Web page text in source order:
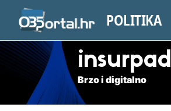
POLITIKA
insurpad
Brzo i digitalno